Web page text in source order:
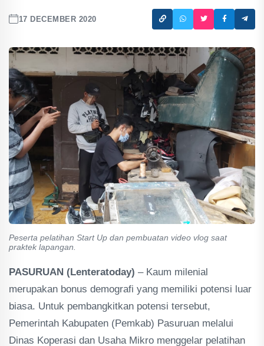
17 DECEMBER 2020
Peserta pelatihan Start Up dan pembuatan video vlog saat
praktek lapangan.
PASURUAN (Lenteratoday) – Kaum milenial
merupakan bonus demografi yang memiliki potensi luar
biasa. Untuk pembangkitkan potensi tersebut,
Pemerintah Kabupaten (Pemkab) Pasuruan melalui
Dinas Koperasi dan Usaha Mikro menggelar pelatihan